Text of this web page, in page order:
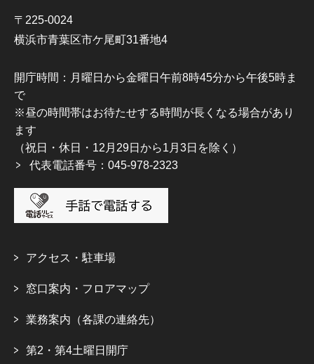
〒225-0024
横浜市青葉区市ケ尾町31番地4
開庁時間：月曜日から金曜日午前8時45分から午後5時ま
で
※昼の時間帯はお待たせする時間が長くなる場合があり
ます
（祝日・休日・12月29日から1月3日を除く）
代表電話番号：045-978-2323
アクセス・駐車場
窓口案内・フロアマップ
業務案内（各課の連絡先）
第2・第4土曜日開庁